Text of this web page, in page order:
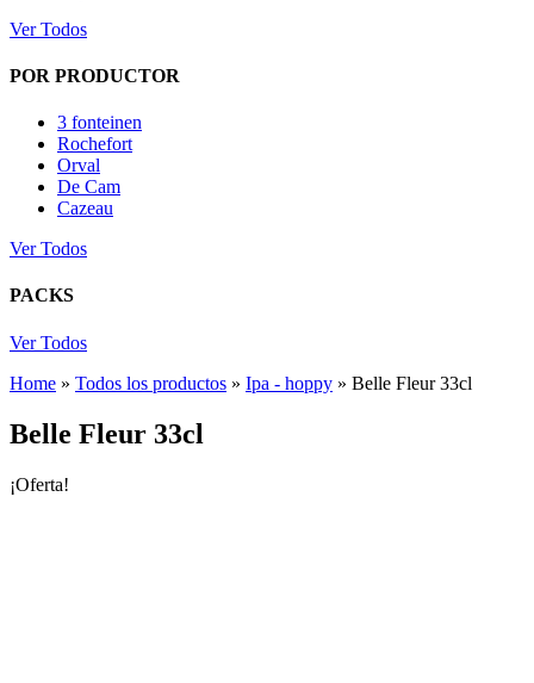
Ver Todos
POR PRODUCTOR
3 fonteinen
Rochefort
Orval
De Cam
Cazeau
Ver Todos
PACKS
Ver Todos
Home » Todos los productos » Ipa - hoppy » Belle Fleur 33cl
Belle Fleur 33cl
¡Oferta!